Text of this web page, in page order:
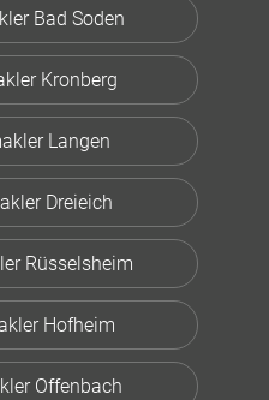
Bad Soden
Kronberg
Langen
Dreieich
Rüsselsheim
Hofheim
Offenbach